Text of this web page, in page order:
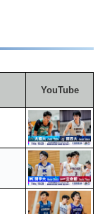
YouTube